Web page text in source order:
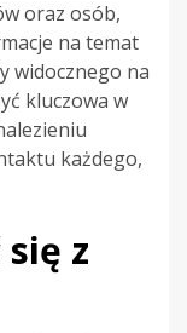
oraz osób,
na temat
widocznego na
kluczowa w
każdego,
z